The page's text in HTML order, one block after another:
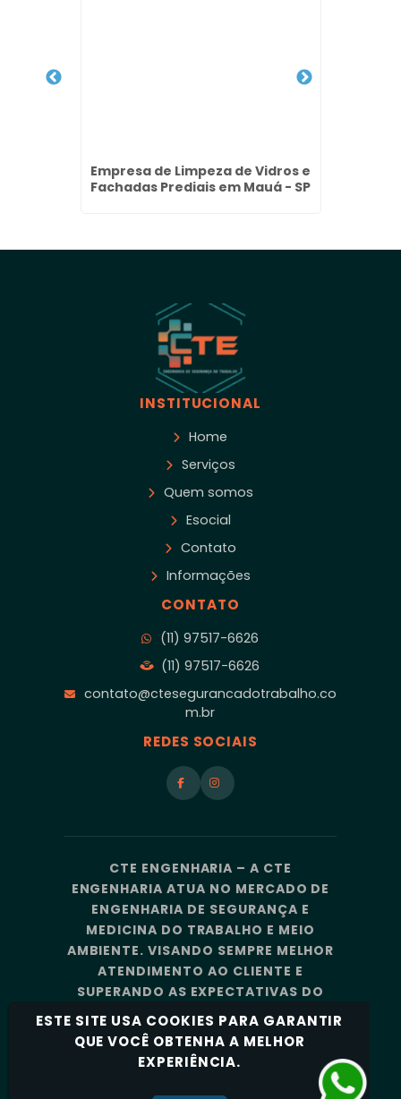
Empresa de Limpeza de Vidros e
Fachadas Prediais em Mauá - SP
INSTITUCIONAL
Home
Serviços
Quem somos
Esocial
Contato
Informações
CONTATO
(11) 97517-6626
(11) 97517-6626
contato@ctesegurancadotrabalho.co
m.br
REDES SOCIAIS
CTE ENGENHARIA – A CTE
ENGENHARIA ATUA NO MERCADO DE
ENGENHARIA DE SEGURANÇA E
MEDICINA DO TRABALHO E MEIO
AMBIENTE. VISANDO SEMPRE MELHOR
ATENDIMENTO AO CLIENTE E
SUPERANDO AS EXPECTATIVAS DO
MERCADO, A CTE ENGENHARIA
CONTA COM UMA EQUIPE DE
PROFISSIONAIS ALTAMENTE
CAPACITADOS E ESPECIALIZADOS.
ESTE SITE USA COOKIES PARA GARANTIR
QUE VOCÊ OBTENHA A MELHOR
EXPERIÊNCIA.